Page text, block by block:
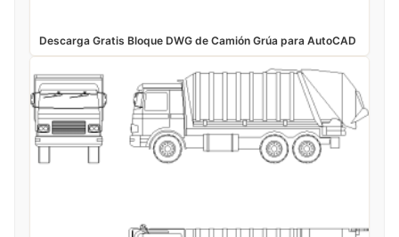
Descarga Gratis Bloque DWG de Camión Grúa para AutoCAD